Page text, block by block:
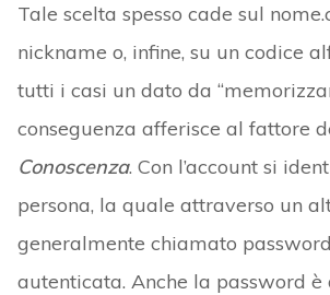
Tale scelta spesso cade sul
nickname o, infine, su un codice
tutti i casi un dato da
conseguenza afferisce al fattore
Conoscenza. Con l’account si
persona, la quale attraverso un
generalmente chiamato
autenticata. Anche la password è